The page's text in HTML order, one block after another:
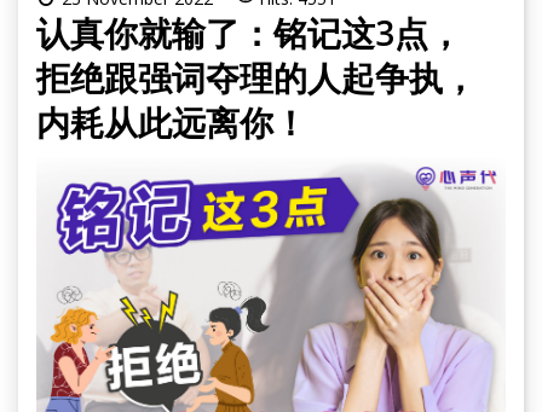
认真你就输了：铭记这3点，
拒绝跟强词夺理的人起争执，
内耗从此远离你！